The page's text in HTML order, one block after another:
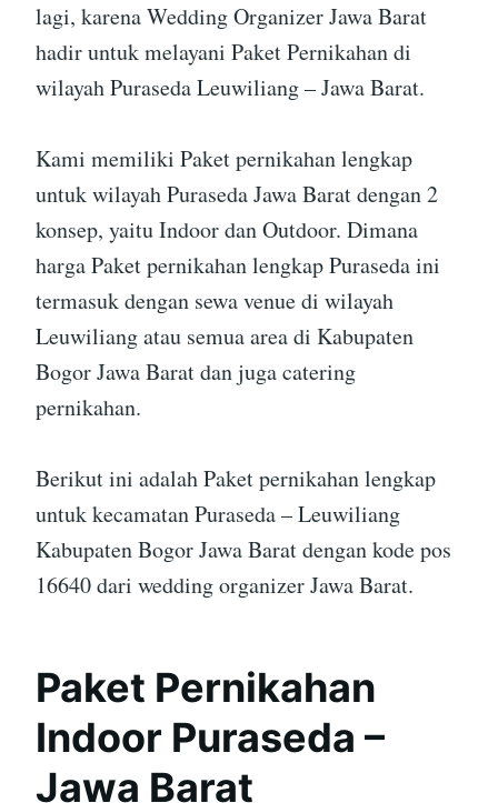
lagi, karena Wedding Organizer Jawa Barat
hadir untuk melayani Paket Pernikahan di
wilayah Puraseda Leuwiliang – Jawa Barat.
Kami memiliki Paket pernikahan lengkap
untuk wilayah Puraseda Jawa Barat dengan 2
konsep, yaitu Indoor dan Outdoor. Dimana
harga Paket pernikahan lengkap Puraseda ini
termasuk dengan sewa venue di wilayah
Leuwiliang atau semua area di Kabupaten
Bogor Jawa Barat dan juga catering
pernikahan.
Berikut ini adalah Paket pernikahan lengkap
untuk kecamatan Puraseda – Leuwiliang
Kabupaten Bogor Jawa Barat dengan kode pos
16640 dari wedding organizer Jawa Barat.
Paket Pernikahan
Indoor Puraseda –
Jawa Barat